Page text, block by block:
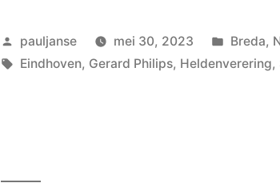
Geplaatst
door
pauljanse mei 30, 2023
in
Breda,
Tags:
Eindhoven, Gerard Philips, Heldenverering,